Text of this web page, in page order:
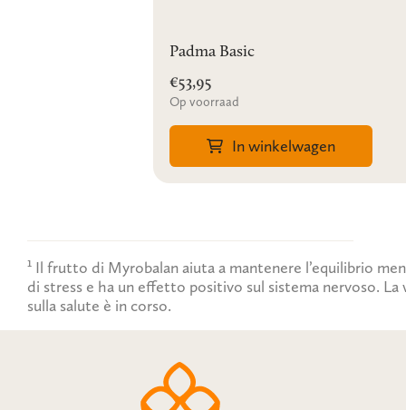
Padma Basic
€53,95
Op voorraad
In winkelwagen
¹ Il frutto di Myrobalan aiuta a mantenere l’equilibrio
di stress e ha un effetto positivo sul sistema nervoso.
sulla salute è in corso.